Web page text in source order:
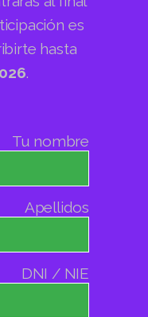
es
hasta
.
Tu nombre
Apellidos
DNI / NIE